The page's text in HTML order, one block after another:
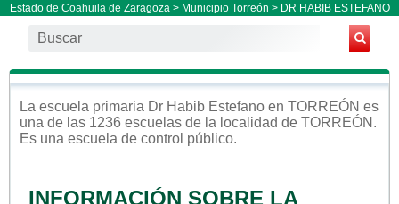
Estado de Coahuila de Zaragoza > Municipio Torreón > DR HABIB ESTEFANO
La escuela primaria Dr Habib Estefano en TORREÓN es
una de las 1236 escuelas de la localidad de TORREÓN .
Es una escuela de control público.
INFORMACIÓN SOBRE LA